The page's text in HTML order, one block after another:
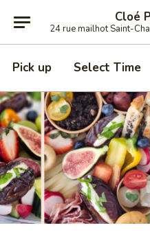
Cloé
24 rue mailhot Saint-
Pick up Select Time